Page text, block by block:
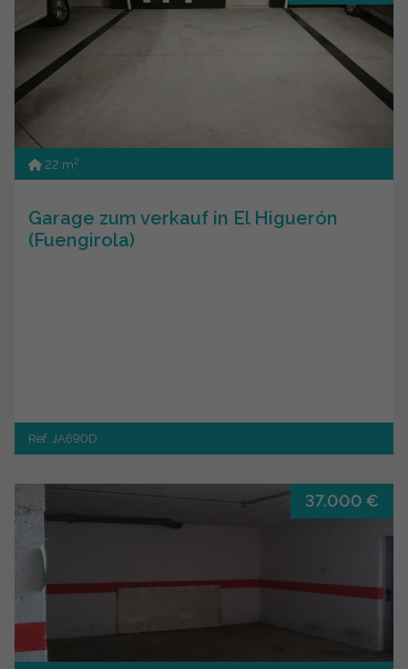
22 m2
Garage zum verkauf in El Higuerón
(Fuengirola)
Ref. JA690D
37.000 €